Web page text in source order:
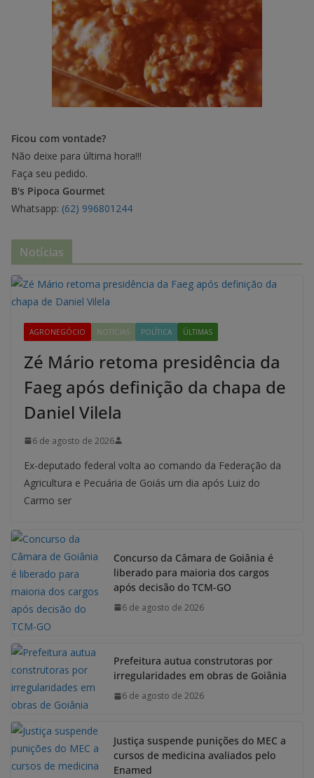
Ficou com vontade?
Não deixe para última hora!!!
Faça seu pedido.
B's Pipoca Gourmet
Whatsapp: (62) 996801244
Notícias
AGRONEGÓCIO NOTÍCIAS POLÍTICA ÚLTIMAS
Zé Mário retoma presidência da
Faeg após definição da chapa de
Daniel Vilela
6 de agosto de 2026
Ex-deputado federal volta ao comando da Federação da
Agricultura e Pecuária de Goiás um dia após Luiz do
Carmo ser
Concurso da Câmara de Goiânia é
liberado para maioria dos cargos
após decisão do TCM-GO
6 de agosto de 2026
Prefeitura autua construtoras por
irregularidades em obras de Goiânia
6 de agosto de 2026
Justiça suspende punições do MEC a
cursos de medicina avaliados pelo
Enamed